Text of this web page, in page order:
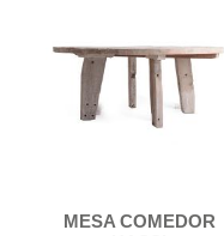
MESA COMEDOR